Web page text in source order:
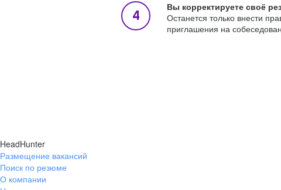
Вы корректируете своё
Останется только внести
приглашения на
HeadHunter
Размещение вакансий
Поиск по резюме
О компании